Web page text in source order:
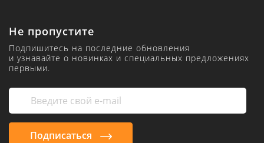
Не пропустите
Подпишитесь на последние обновления
и узнавайте о новинках и специальных предложениях
первыми.
Подписаться